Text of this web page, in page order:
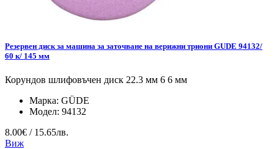
Резервен диск за машина за заточване на верижни триони GUDE 94132/
60 к/ 145 мм
Корундов шлифовъчен диск 22.3 мм 6 6 мм
Марка: GÜDE
Модел: 94132
8.00€ / 15.65лв.
Виж